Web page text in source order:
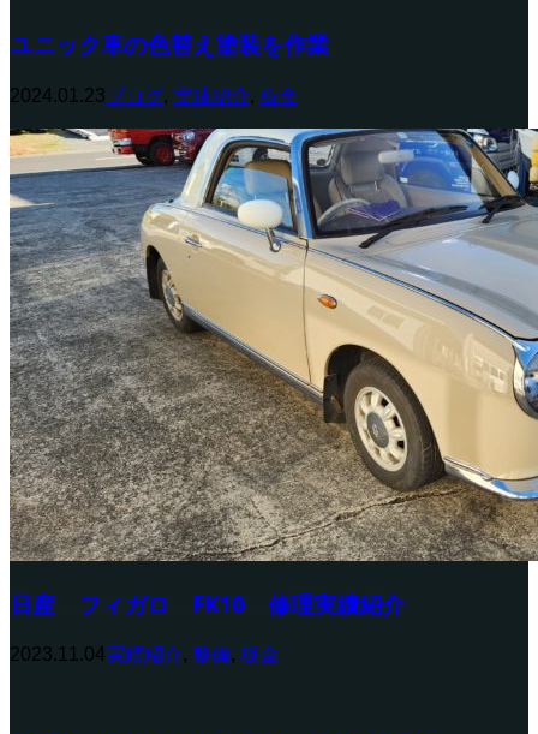
ユニック車の色替え塗装を作業
2024.01.23ブログ, 実績紹介, 板金
日産 フィガロ FK10 修理実績紹介
2023.11.04実績紹介, 整備, 板金